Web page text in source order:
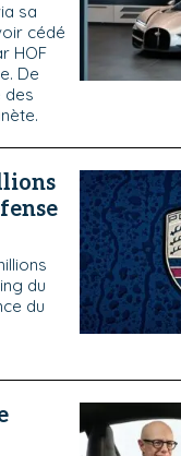
sa
cédé
HOF
De
des
du
du